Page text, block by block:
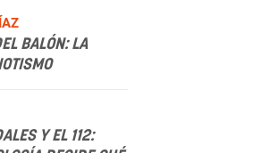
BALÓN: LA
Y EL 112: